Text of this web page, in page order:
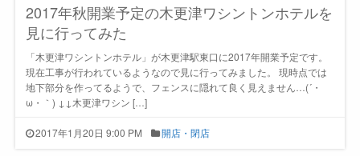
2017年秋開業予定の木更津ワシントンホテルを
見に行ってみた
「木更津ワシントンホテル」が木更津駅東口に2017年開業予定です。
現在工事が行われているようなので見に行ってみました。 現時点では
地下部分を作ってるようで、フェンスに隠れて良く見えません…(´・
ω・｀) ↓↓木更津ワシン […]
2017年1月20日 9:00 PM 開店・閉店